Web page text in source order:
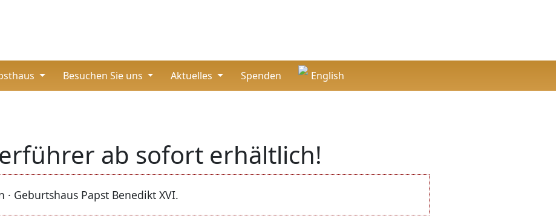
Besuchen Sie uns Aktuelles Spenden English
ab sofort erhältlich!
· Geburtshaus Papst Benedikt XVI.